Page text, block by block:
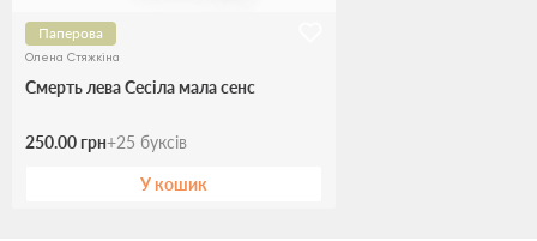
Паперова
Олена Стяжкіна
Смерть лева Сесіла мала сенс
250.00 грн+25 буксів
У кошик